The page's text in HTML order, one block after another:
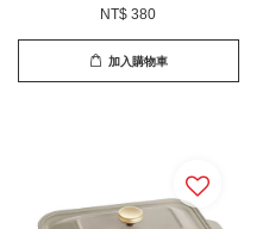
NT$ 380
加入購物車